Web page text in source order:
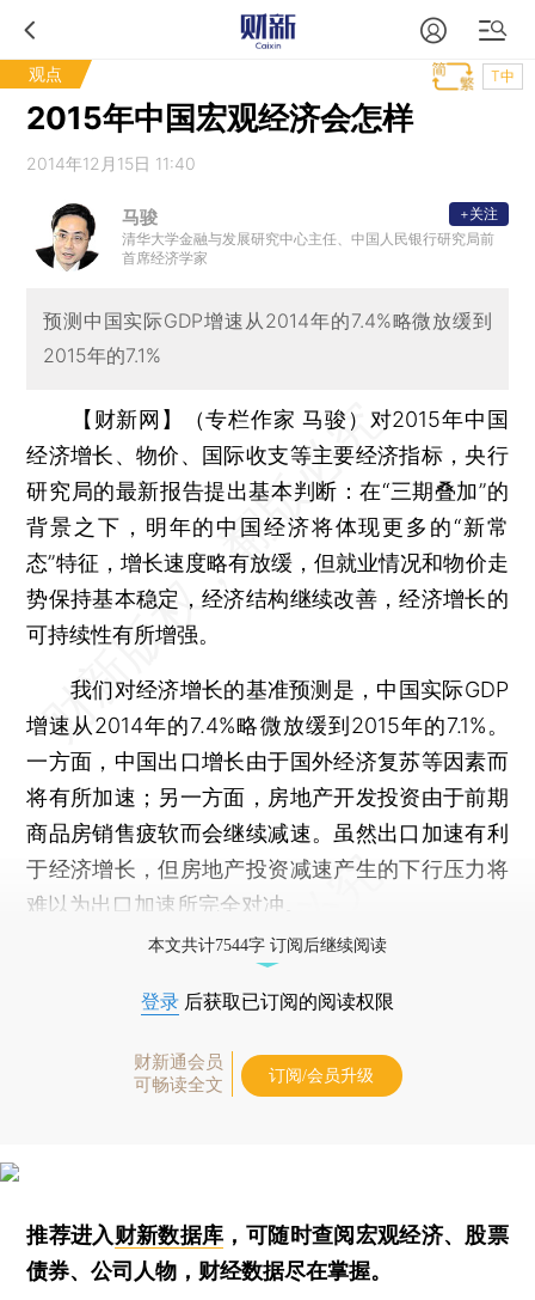
观点 T中
2015年中国宏观经济会怎样
2014年12月15日 11:40
马骏
清华大学金融与发展研究中心主任、中国人民银行研究局前
首席经济学家
+关注
预测中国实际GDP增速从2014年的7.4%略微放缓到
2015年的7.1%
【财新网】（专栏作家 马骏） 对2015年中国
经济增长、物价、国际收支等主要经济指标，央行
研究局的最新报告提出基本判断：在“三期叠加”的
背景之下，明年的中国经济将体现更多的“新常
态”特征，增长速度略有放缓，但就业情况和物价走
势保持基本稳定，经济结构继续改善，经济增长的
可持续性有所增强。
我们对经济增长的基准预测是，中国实际GDP
增速从2014年的7.4%略微放缓到2015年的7.1%。
一方面，中国出口增长由于国外经济复苏等因素而
将有所加速；另一方面，房地产开发投资由于前期
商品房销售疲软而会继续减速。虽然出口加速有利
于经济增长，但房地产投资减速产生的下行压力将
难以为出口加速所完全对冲。
本文共计7544字 订阅后继续阅读
登录 后获取已订阅的阅读权限
财新通会员
可畅读全文
订阅/会员升级
推荐进入财新数据库 ，可随时查阅宏观经济、股票
债券、公司人物，财经数据尽在掌握。